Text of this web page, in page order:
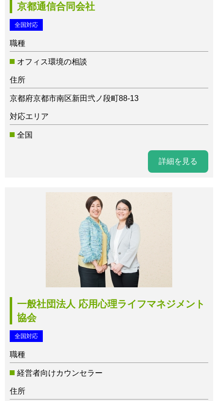
京都通信合同会社
全国対応
職種
オフィス環境の相談
住所
京都府京都市南区新田弐ノ段町88-13
対応エリア
全国
詳細を見る
一般社団法人 応用心理ライフマネジメント
協会
全国対応
職種
経営者向けカウンセラー
住所